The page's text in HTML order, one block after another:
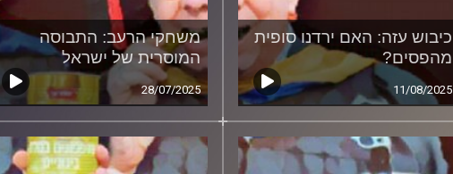
כיבוש עזה: האם ירדנו סופית
מהפסים?
11/08/2025
משחקי הרעב: התבוסה
המוסרית של ישראל
28/07/2025